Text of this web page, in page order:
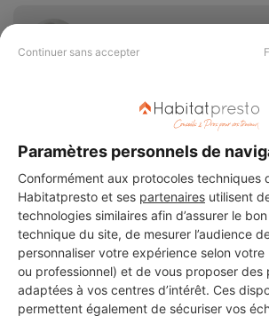
Continuer sans accepter
Paramètres personnels de
Conformément aux protocoles techniques
Habitatpresto et ses partenaires utilisent
technologies similaires afin d’assurer le
technique du site, de mesurer l’audience
personnaliser votre expérience selon
ou professionnel) et de vous proposer des
adaptées à vos centres d’intérêt. Ces
permettent également de sécuriser vos
Vincennes
57 projets acceptés
Voir sa fiche
CATHOSERVICE
Vincennes